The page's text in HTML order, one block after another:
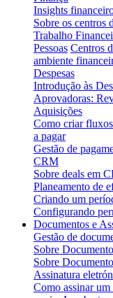
Insights
Sobre os centros
Trabalho
Pessoas Centros
ambiente
Despesas
Introdução às
Aprovadoras:
Aquisições
Como criar
a pagar
Gestão de
CRM
Sobre deals em
Planeamento de
Criando um
Configurando
Documentos e
Gestão de
Sobre
Sobre
Assinatura
Como assinar